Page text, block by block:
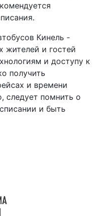
Кинель -
жителей и гостей
и доступу к
получить
и времени
следует помнить о
и быть